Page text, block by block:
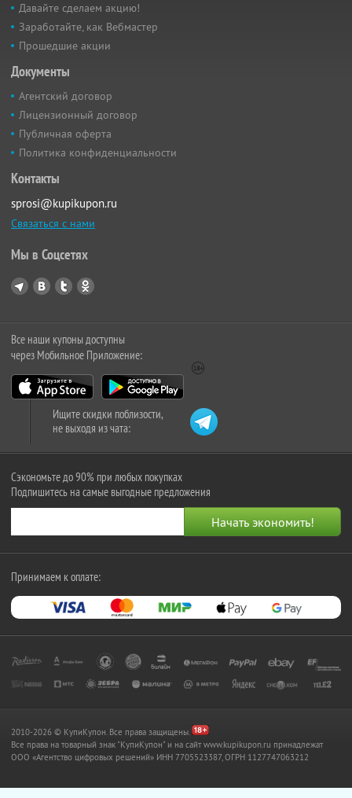
Давайте сделаем акцию!
Заработайте, как Вебмастер
Прошедшие акции
Документы
Агентский договор
Лицензионный договор
Публичная оферта
Политика конфиденциальности
Контакты
sprosi@kupikupon.ru
Связаться с нами
Мы в Соцсетях
Все наши купоны доступны
через Мобильное Приложение:
Ищите скидки поблизости,
не выходя из чата:
Сэкономьте до 90% при любых покупках
Подпишитесь на самые выгодные предложения
Принимаем к оплате:
2010-2026 © КупиКупон. Все права защищены.
Все права на товарный знак "КупиКупон" и на сайт www.kupikupon.ru принадлежат
OOO «Агентство цифровых решений» ИНН 7705523387, ОГРН 1127747063212